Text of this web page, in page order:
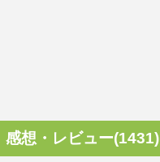
感想・レビュー(1431)